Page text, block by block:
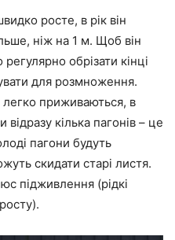
росте, в рік він
ніж на 1 м. Щоб він
обрізати кінці
для розмноження.
приживаються, в
кілька пагонів – це
пагони будуть
скидати старі листя.
підживлення (рідкі